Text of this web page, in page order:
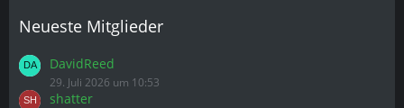
Neueste Mitglieder
DavidReed
29. Juli 2026 um 10:53
shatter